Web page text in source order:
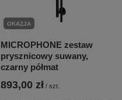
OKAZJA
MICROPHONE zestaw
prysznicowy suwany,
czarny półmat
893,00 zł / szt.